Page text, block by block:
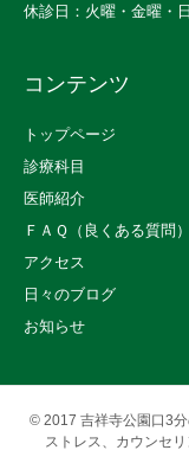
休診日：火曜・金曜・
コンテンツ
トップページ
診療科目
医師紹介
ＦＡＱ（良くある質問）
アクセス
日々のブログ
お知らせ
© 2017 吉祥寺公園口3
ストレス、カウンセ